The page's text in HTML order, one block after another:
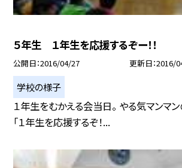
５年生 １年生を応援するぞー！！
公開日 2016/04/27 更新日 2016/
学校の様子
１年生をむかえる会当日。 やる気マンマ
「１年生を応援するぞ！...